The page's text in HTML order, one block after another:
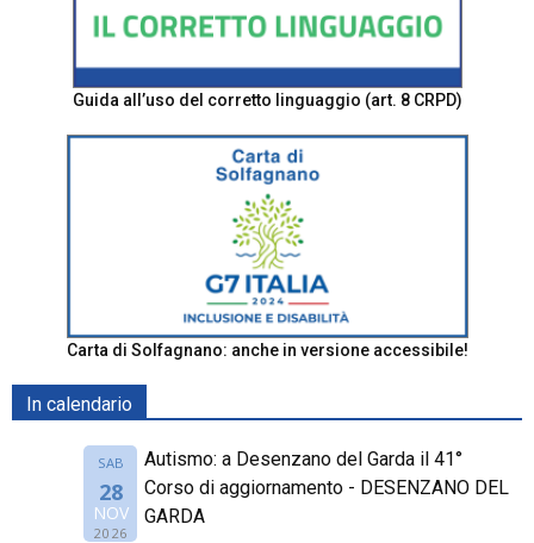
Guida all’uso del corretto linguaggio (art. 8 CRPD)
Carta di Solfagnano: anche in versione accessibile!
In calendario
SAB
28
NOV
2026
Autismo: a Desenzano del Garda il 41°
Corso di aggiornamento - DESENZANO DEL
GARDA